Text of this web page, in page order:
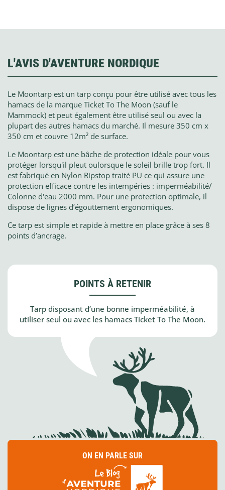
L'AVIS D'AVENTURE NORDIQUE
Le Moontarp est un tarp conçu pour être utilisé avec tous les
hamacs de la marque Ticket To The Moon (sauf le
Mammock) et peut également être utilisé seul ou avec la
plupart des autres hamacs du marché. Il mesure 350 cm x
350 cm et couvre 12m² de surface.
Le Moontarp est une bâche de protection idéale pour vous
protéger lorsqu'il pleut oulorsque le soleil brille trop fort. Il
est fabriqué en Nylon Ripstop traité PU ce qui assure une
protection efficace contre les intempéries : imperméabilité/
Colonne d'eau 2000 mm. Pour une protection optimale, il
dispose de lignes d’égouttement ergonomiques.
Ce tarp est simple et rapide à mettre en place grâce à ses 8
points d’ancrage.
POINTS À RETENIR
Tarp disposant d’une bonne imperméabilité, à
utiliser seul ou avec les hamacs Ticket To The Moon.
ON EN PARLE SUR